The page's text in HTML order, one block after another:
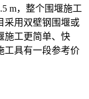
m，整个围堰施工
采用双壁钢围堰或
施工更简单、快
工具有一段参考价